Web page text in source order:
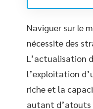
Naviguer sur le
nécessite des
L’actualisation
l’exploitation
riche et la
autant d’atouts